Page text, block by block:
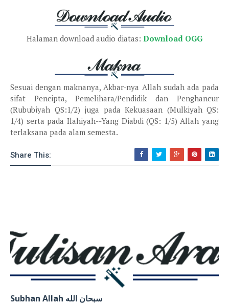
Halaman download audio diatas: Download OGG
Sesuai dengan maknanya, Akbar-nya Allah sudah ada pada
sifat Pencipta, Pemelihara/Pendidik dan Penghancur
(Rububiyah QS:1/2) juga pada Kekuasaan (Mulkiyah QS:
1/4) serta pada Ilahiyah--Yang Diabdi (QS: 1/5) Allah yang
terlaksana pada alam semesta.
Share This:
Subhan Allah سبحان الله